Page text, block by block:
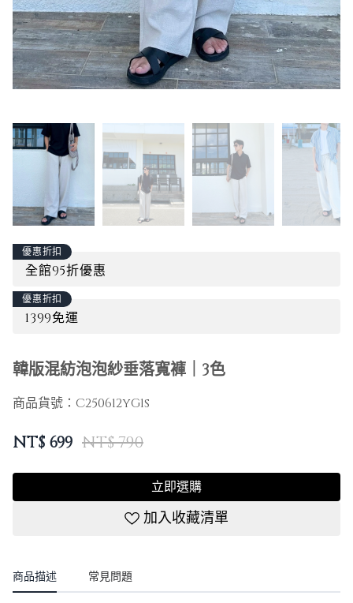
優惠折扣
全館95折優惠
優惠折扣
1399免運
韓版混紡泡泡紗垂落寬褲｜3色
商品貨號： C250612yG1s
NT$ 699 NT$ 790
立即選購
加入收藏清單
商品描述 常見問題